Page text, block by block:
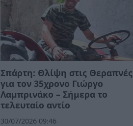
Σπάρτη: Θλίψη στις Θεραπνές
για τον 35χρονο Γιώργο
Λαμπρινάκο – Σήμερα το
τελευταίο αντίο
30/07/2026 09:46